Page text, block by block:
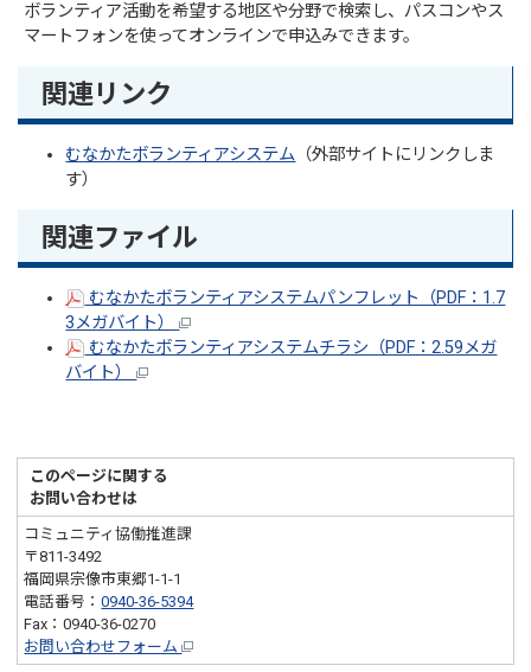
ボランティア活動を希望する地区や分野で検索し、パスコンやス
マートフォンを使ってオンラインで申込みできます。
関連リンク
むなかたボランティアシステム （外部サイトにリンクしま
す）
関連ファイル
むなかたボランティアシステムパンフレット（PDF：1.7
3メガバイト）
むなかたボランティアシステムチラシ（PDF：2.59メガ
バイト）
このページに関する
お問い合わせは
コミュニティ協働推進課
〒811-3492
福岡県宗像市東郷1-1-1
電話番号：0940-36-5394
Fax：0940-36-0270
お問い合わせフォーム